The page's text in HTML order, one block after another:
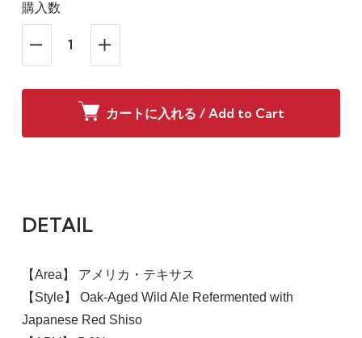
購入数
カートに入れる / Add to Cart
DETAIL
【Area】 アメリカ・テキサス
【Style】 Oak-Aged Wild Ale Refermented with
Japanese Red Shiso